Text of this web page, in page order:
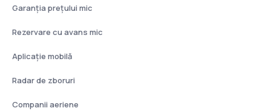
Garanția prețului mic
Rezervare cu avans mic
Aplicație mobilă
Radar de zboruri
Companii aeriene